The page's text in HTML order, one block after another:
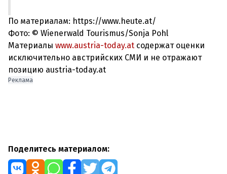
По материалам: https://www.heute.at/
Фото: © Wienerwald Tourismus/Sonja Pohl
Материалы www.austria-today.at содержат оценки
исключительно австрийских СМИ и не отражают
позицию austria-today.at
Реклама
Поделитесь материалом: